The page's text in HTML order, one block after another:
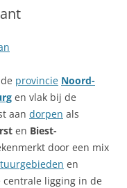
provincie Noord-
en vlak bij de
aan dorpen als
en Biest-
door een mix
en
ligging in de